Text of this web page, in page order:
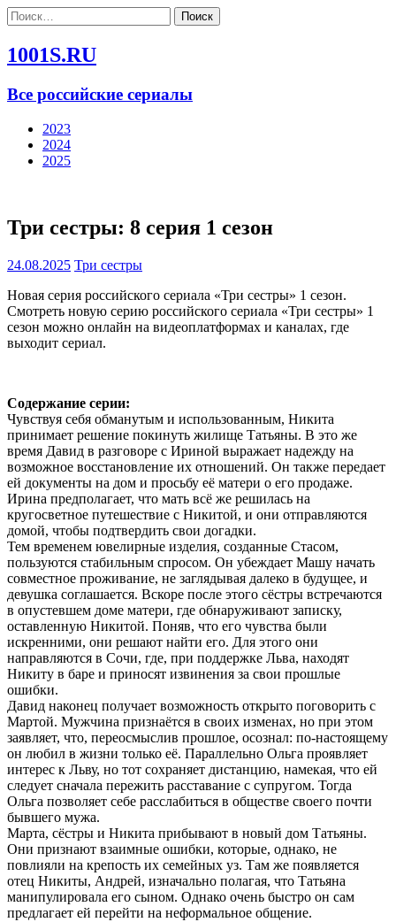
Найти:
1001S.RU
Все российские сериалы
2023
2024
2025
Три сестры: 8 серия 1 сезон
24.08.2025 Три сестры
Новая серия российского сериала «Три сестры» 1 сезон.
Смотреть новую серию российского сериала «Три сестры» 1
сезон можно онлайн на видеоплатформах и каналах, где
выходит сериал.
Содержание серии:
Чувствуя себя обманутым и использованным, Никита
принимает решение покинуть жилище Татьяны. В это же
время Давид в разговоре с Ириной выражает надежду на
возможное восстановление их отношений. Он также передает
ей документы на дом и просьбу её матери о его продаже.
Ирина предполагает, что мать всё же решилась на
кругосветное путешествие с Никитой, и они отправляются
домой, чтобы подтвердить свои догадки.
Тем временем ювелирные изделия, созданные Стасом,
пользуются стабильным спросом. Он убеждает Машу начать
совместное проживание, не заглядывая далеко в будущее, и
девушка соглашается. Вскоре после этого сёстры встречаются
в опустевшем доме матери, где обнаруживают записку,
оставленную Никитой. Поняв, что его чувства были
искренними, они решают найти его. Для этого они
направляются в Сочи, где, при поддержке Льва, находят
Никиту в баре и приносят извинения за свои прошлые
ошибки.
Давид наконец получает возможность открыто поговорить с
Мартой. Мужчина признаётся в своих изменах, но при этом
заявляет, что, переосмыслив прошлое, осознал: по-настоящему
он любил в жизни только её. Параллельно Ольга проявляет
интерес к Льву, но тот сохраняет дистанцию, намекая, что ей
следует сначала пережить расставание с супругом. Тогда
Ольга позволяет себе расслабиться в обществе своего почти
бывшего мужа.
Марта, сёстры и Никита прибывают в новый дом Татьяны.
Они признают взаимные ошибки, которые, однако, не
повлияли на крепость их семейных уз. Там же появляется
отец Никиты, Андрей, изначально полагая, что Татьяна
манипулировала его сыном. Однако очень быстро он сам
предлагает ей перейти на неформальное общение.